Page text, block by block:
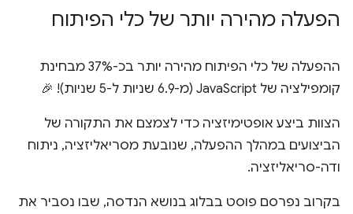
הפעלה מהירה יותר של כלי הפיתוח
ההפעלה של כלי הפיתוח מהירה יותר בכ-37% מבחינת
קומפילציה של JavaScript (מ-6.9 שניות ל-5 שניות)! 🎉
הצוות ביצע אופטימיזציה כדי לצמצם את התקורה של
הביצועים במהלך ההפעלה, שנובעת מסריאליזציה, ניתוח
ודה-סריאליזציה.
בקרוב נפרסם פוסט בבלוג בנושא הנדסה, שבו נסביר את